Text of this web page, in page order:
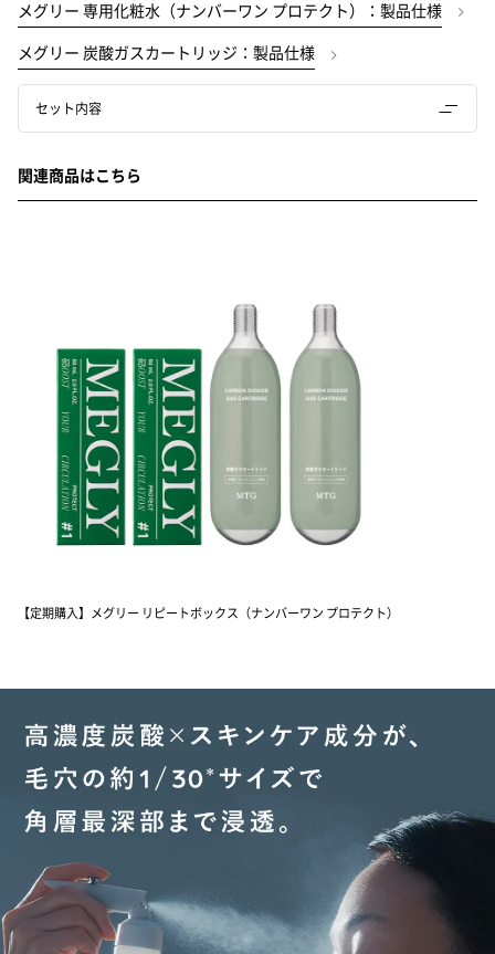
メグリー 専用化粧水（ナンバーワン プロテクト）：製品仕様
メグリー 炭酸ガスカートリッジ：製品仕様
セット内容
関連商品はこちら
【定期購入】メグリー リピートボックス（ナンバーワン プロテクト）